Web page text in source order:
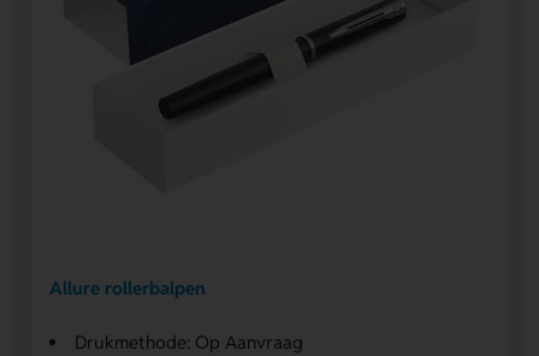
Allure rollerbalpen
Drukmethode: Op Aanvraag